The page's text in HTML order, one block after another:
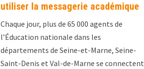
utiliser la messagerie académique
Chaque jour, plus de 65 000 agents de
l’Éducation nationale dans les
départements de Seine-et-Marne, Seine-
Saint-Denis et Val-de-Marne se connectent